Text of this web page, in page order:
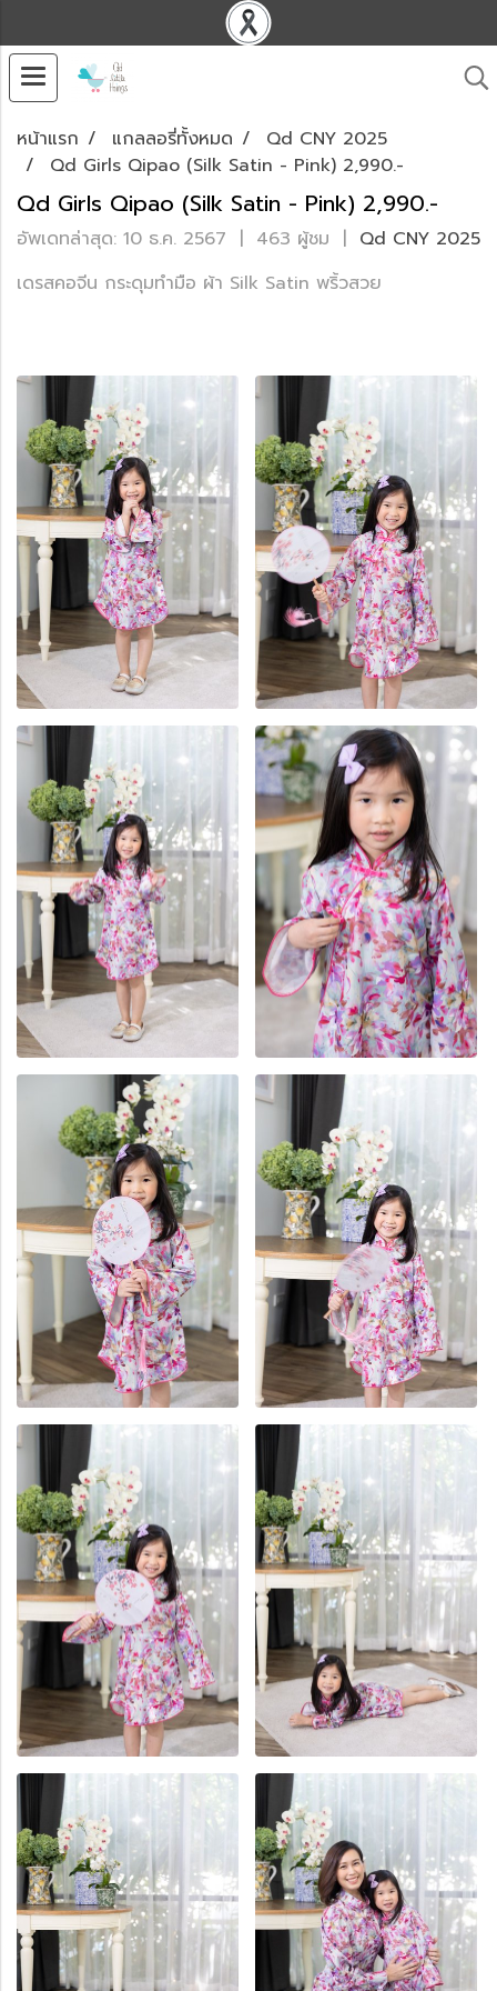
หน้าแรก แกลลอรี่ทั้งหมด
Qd CNY 2025
Qd Girls Qipao (Silk Satin - Pink) 2,990.-
Qd Girls Qipao (Silk Satin - Pink) 2,990.-
อัพเดทล่าสุด: 10 ธ.ค. 2567 | 463 ผู้ชม | Qd CNY 2025
เดรสคอจีน กระดุมทำมือ ผ้า Silk Satin พริ้วสวย